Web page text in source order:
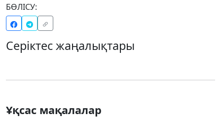
БӨЛІСУ:
Серіктес жаңалықтары
Ұқсас мақалалар